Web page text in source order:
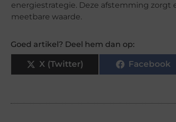
energiestrategie. Deze afstemming zorgt
meetbare waarde.
Goed artikel? Deel hem dan op:
X (Twitter) Facebook